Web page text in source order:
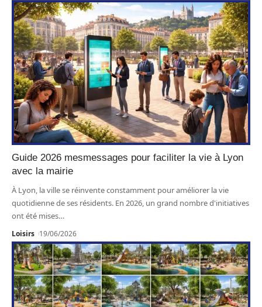
Guide 2026 mesmessages pour faciliter la vie à Lyon
avec la mairie
À Lyon, la ville se réinvente constamment pour améliorer la vie
quotidienne de ses résidents. En 2026, un grand nombre d'initiatives
ont été mises…
Loisirs 19/06/2026